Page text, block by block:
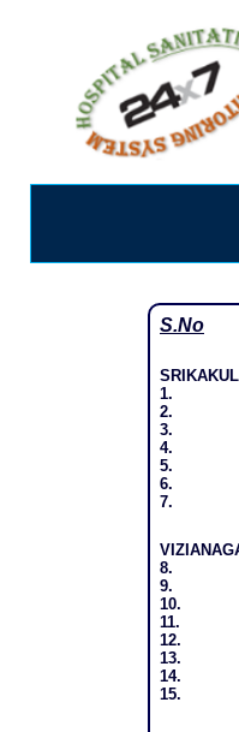
S.No
1.
2.
3.
4.
5.
6.
7.
8.
9.
10.
11.
12.
13.
14.
15.